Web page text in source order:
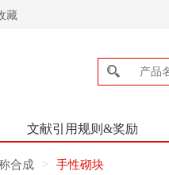
藏
文献引用规则&奖励
合成 手性砌块